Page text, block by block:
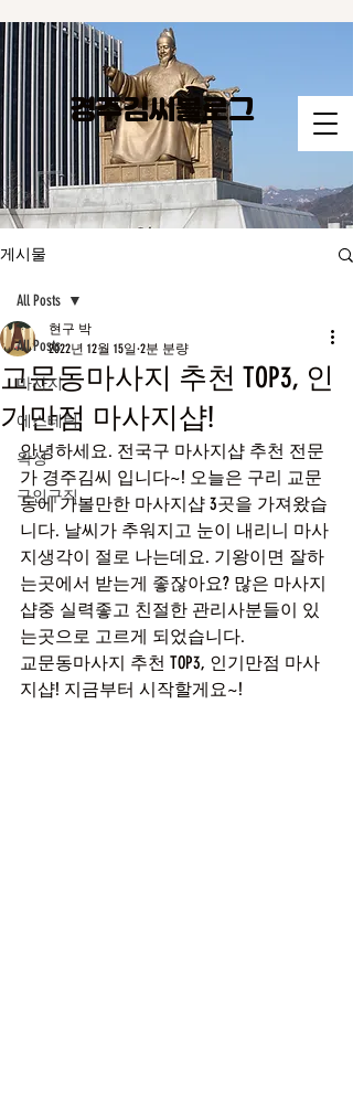
경주김씨​블로그
게시물
All Posts
마사지
에스테틱
왁싱
구인구직
All Posts
교문동마사지 추천 TOP3, 인
기만점 마사지샵!
현구 박
2022년 12월 15일 2분 분량
안녕하세요. 전국구 마사지샵 추천 전문
가 경주김씨 입니다~! 오늘은 구리 교문
동에 가볼만한 마사지샵 3곳을 가져왔습
니다. 날씨가 추워지고 눈이 내리니 마사
지생각이 절로 나는데요. 기왕이면 잘하
는곳에서 받는게 좋잖아요? 많은 마사지
샵중 실력좋고 친절한 관리사분들이 있
는곳으로 고르게 되었습니다.
교문동마사지 추천 TOP3, 인기만점 마사
지샵! 지금부터 시작할게요~!